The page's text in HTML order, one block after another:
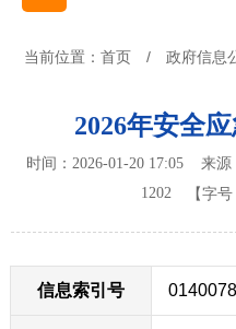
当前位置： 首页 / 政府信息
2026年安全
时间：2026-01-20 17:05 来
1202
【字号
信息索引号